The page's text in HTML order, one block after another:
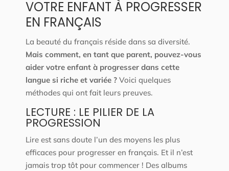
VOTRE ENFANT À PROGRESSER
EN FRANÇAIS
La beauté du français réside dans sa diversité.
Mais comment, en tant que parent, pouvez-vous
aider votre enfant à progresser dans cette
langue si riche et variée ? Voici quelques
méthodes qui ont fait leurs preuves.
LECTURE : LE PILIER DE LA
PROGRESSION
Lire est sans doute l’un des moyens les plus
efficaces pour progresser en français. Et il n’est
jamais trop tôt pour commencer ! Des albums